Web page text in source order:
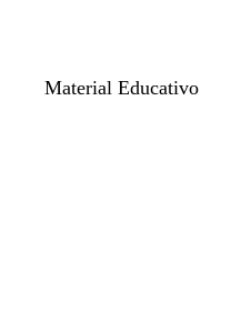
Material Educativo